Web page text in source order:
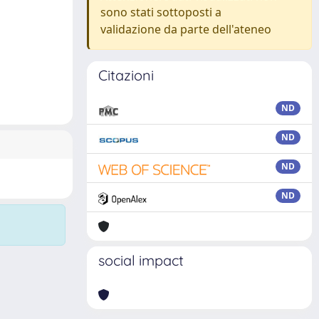
sono stati sottoposti a
validazione da parte dell'ateneo
Citazioni
ND
ND
ND
ND
social impact